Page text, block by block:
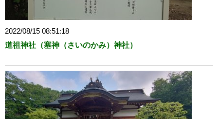
2022/08/15 08:51:18
道祖神社（塞神（さいのかみ）神社）